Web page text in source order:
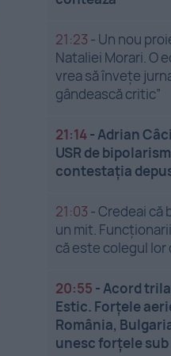
21:23 - Un nou
Nataliei Morari. O
vrea să înveţe
gândească critic”
21:14-Adrian
USR de
contestația
21:03 -Credeai că
un mit.
că este colegul lor
20:55 -Acord
Estic. Forțele
România,
unesc forțele sub